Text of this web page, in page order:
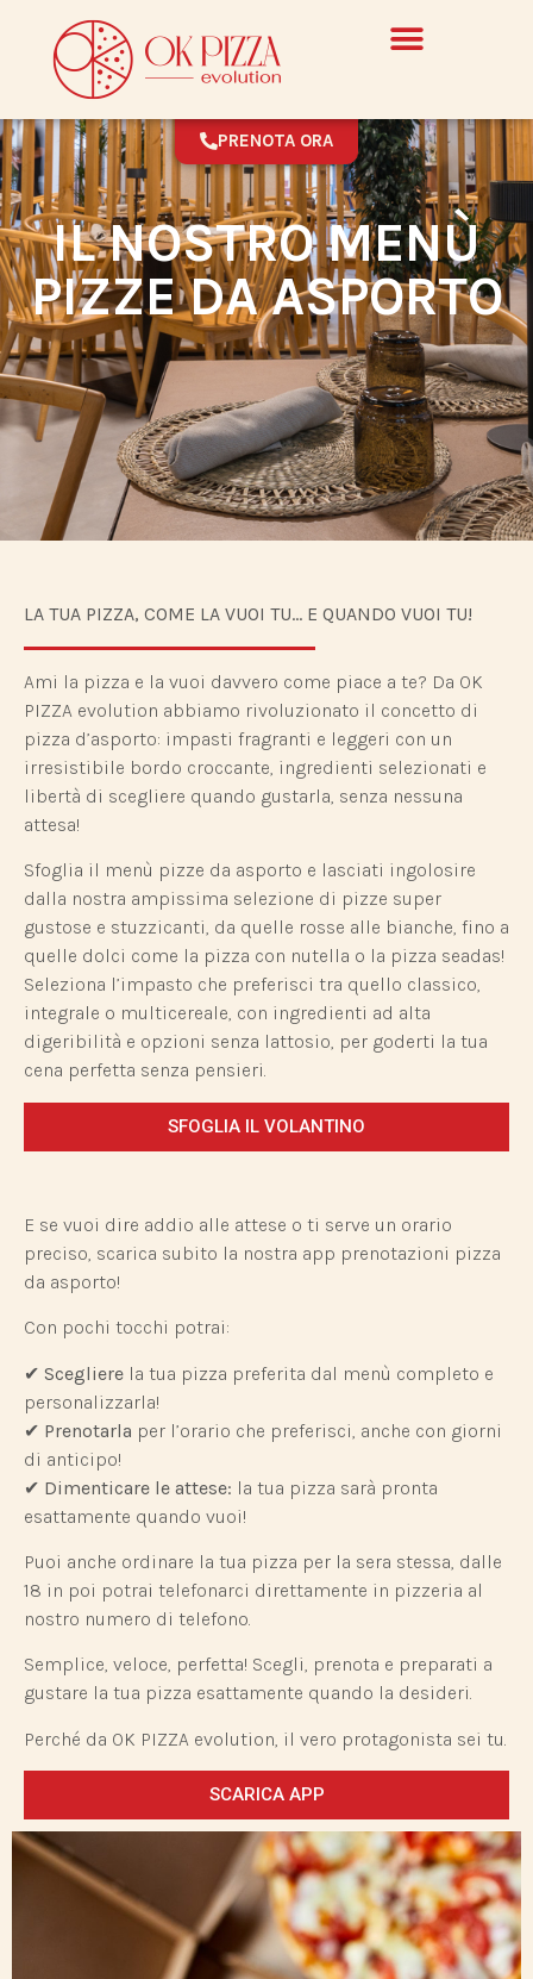
PRENOTA ORA
IL NOSTRO MENÙ
PIZZE DA ASPORTO
LA TUA PIZZA, COME LA VUOI TU… E QUANDO VUOI TU!
Ami la pizza e la vuoi davvero come piace a te? Da OK
PIZZA evolution abbiamo rivoluzionato il concetto di
pizza d’asporto: impasti fragranti e leggeri con un
irresistibile bordo croccante, ingredienti selezionati e
libertà di scegliere quando gustarla, senza nessuna
attesa!
Sfoglia il menù pizze da asporto e lasciati ingolosire
dalla nostra ampissima selezione di pizze super
gustose e stuzzicanti, da quelle rosse alle bianche, fino a
quelle dolci come la pizza con nutella o la pizza seadas!
Seleziona l’impasto che preferisci tra quello classico,
integrale o multicereale, con ingredienti ad alta
digeribilità e opzioni senza lattosio, per goderti la tua
cena perfetta senza pensieri.
SFOGLIA IL VOLANTINO
E se vuoi dire addio alle attese o ti serve un orario
preciso, scarica subito la nostra app prenotazioni pizza
da asporto!
Con pochi tocchi potrai:
✔ Scegliere la tua pizza preferita dal menù completo e
personalizzarla!
✔ Prenotarla per l’orario che preferisci, anche con giorni
di anticipo!
✔ Dimenticare le attese: la tua pizza sarà pronta
esattamente quando vuoi!
Puoi anche ordinare la tua pizza per la sera stessa, dalle
18 in poi potrai telefonarci direttamente in pizzeria al
nostro numero di telefono.
Semplice, veloce, perfetta! Scegli, prenota e preparati a
gustare la tua pizza esattamente quando la desideri.
Perché da OK PIZZA evolution, il vero protagonista sei tu.
SCARICA APP